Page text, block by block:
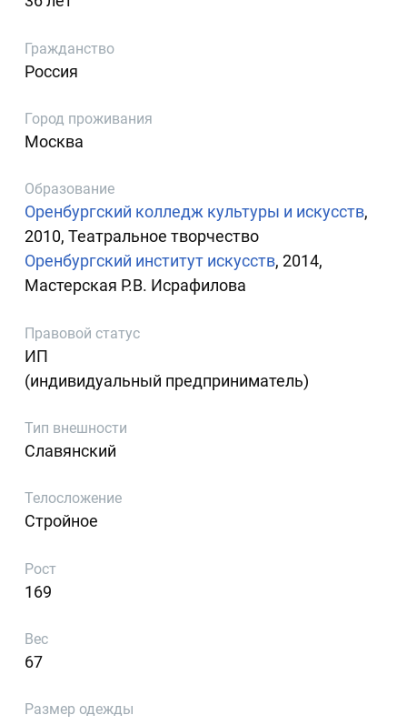
Гражданство
Россия
Город проживания
Москва
Образование
Оренбургский колледж культуры и искусств,
2010, Театральное творчество
Оренбургский институт искусств, 2014,
Мастерская Р.В. Исрафилова
Правовой статус
ИП
(индивидуальный предприниматель)
Тип внешности
Славянский
Телосложение
Стройное
Рост
169
Вес
67
Размер одежды